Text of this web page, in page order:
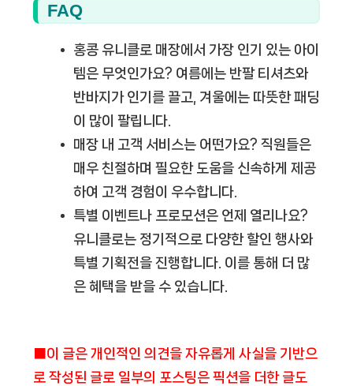
FAQ
홍콩 유니클로 매장에서 가장 인기 있는 아이
템은 무엇인가요? 여름에는 반팔 티셔츠와
반바지가 인기를 끌고, 겨울에는 따뜻한 패딩
이 많이 팔립니다.
매장 내 고객 서비스는 어떤가요? 직원들은
매우 친절하며 필요한 도움을 신속하게 제공
하여 고객 경험이 우수합니다.
특별 이벤트나 프로모션은 언제 열리나요?
유니클로는 정기적으로 다양한 할인 행사와
특별 기획전을 진행합니다. 이를 통해 더 많
은 혜택을 받을 수 있습니다.
■이 글은 개인적인 의견을 자유롭게 사실을 기반으
로 작성된 글로 일부의 포스팅은 픽션을 더한 글도